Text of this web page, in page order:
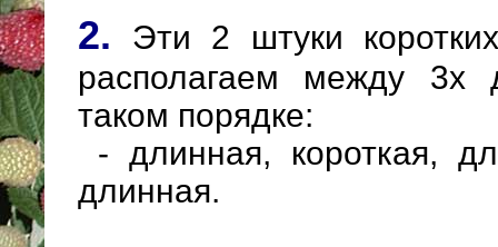
2. Эти 2 штуки
располагаем между 3х
таком порядке:
- длинная, короткая,
длинная.